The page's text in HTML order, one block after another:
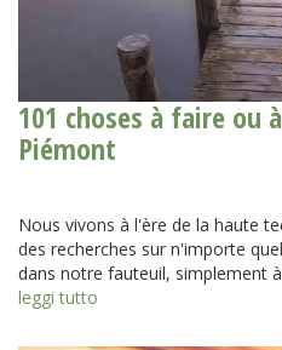
101 choses à faire ou
Piémont
Nous vivons à l'ère de la haute
des recherches sur n'importe
dans notre fauteuil, simplement
leggi tutto